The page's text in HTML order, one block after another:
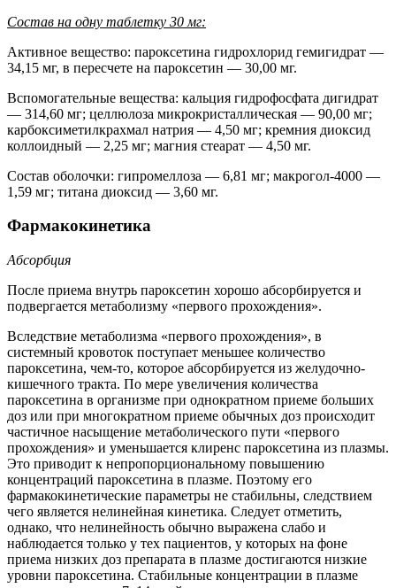
Состав на одну таблетку 30 мг:
Активное вещество: пароксетина гидрохлорид гемигидрат —
34,15 мг, в пересчете на пароксетин — 30,00 мг.
Вспомогательные вещества: кальция гидрофосфата дигидрат
— 314,60 мг; целлюлоза микрокристаллическая — 90,00 мг;
карбоксиметилкрахмал натрия — 4,50 мг; кремния диоксид
коллоидный — 2,25 мг; магния стеарат — 4,50 мг.
Состав оболочки: гипромеллоза — 6,81 мг; макрогол-4000 —
1,59 мг; титана диоксид — 3,60 мг.
Фармакокинетика
Абсорбция
После приема внутрь пароксетин хорошо абсорбируется и
подвергается метаболизму «первого прохождения».
Вследствие метаболизма «первого прохождения», в
системный кровоток поступает меньшее количество
пароксетина, чем-то, которое абсорбируется из желудочно-
кишечного тракта. По мере увеличения количества
пароксетина в организме при однократном приеме больших
доз или при многократном приеме обычных доз происходит
частичное насыщение метаболического пути «первого
прохождения» и уменьшается клиренс пароксетина из плазмы.
Это приводит к непропорциональному повышению
концентраций пароксетина в плазме. Поэтому его
фармакокинетические параметры не стабильны, следствием
чего является нелинейная кинетика. Следует отметить,
однако, что нелинейность обычно выражена слабо и
наблюдается только у тех пациентов, у которых на фоне
приема низких доз препарата в плазме достигаются низкие
уровни пароксетина. Стабильные концентрации в плазме